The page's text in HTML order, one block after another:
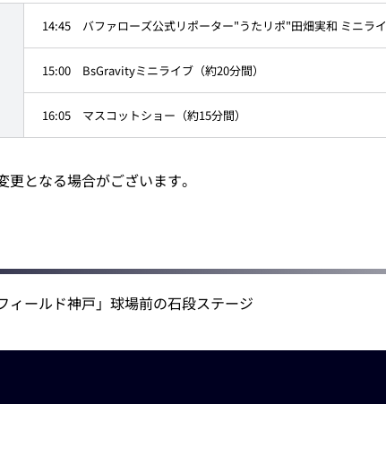
14:45 バファローズ公式リポーター"うたリポ"田畑実和 ミニライ
15:00 BsGravityミニライブ（約20分間）
16:05 マスコットショー（約15分間）
となる場合がございます。
ールド神戸」球場前の石段ステージ